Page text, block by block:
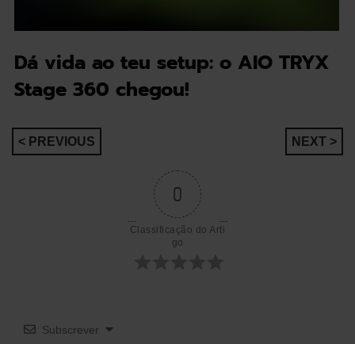
Dá vida ao teu setup: o AIO TRYX
Stage 360 chegou!
Navegação
< PREVIOUS NEXT >
0
Classificação do Arti
go
Subscrever